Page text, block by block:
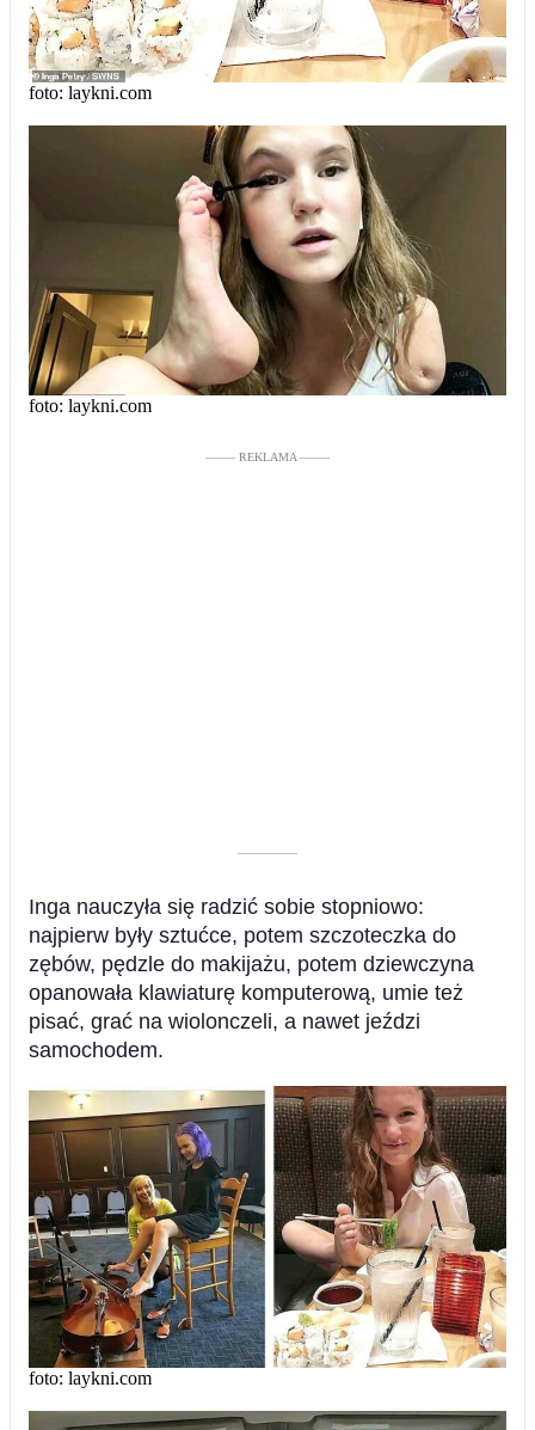
foto: laykni.com
foto: laykni.com
––––– REKLAMA –––––
––––––––––
Inga nauczyła się radzić sobie stopniowo:
najpierw były sztućce, potem szczoteczka do
zębów, pędzle do makijażu, potem dziewczyna
opanowała klawiaturę komputerową, umie też
pisać, grać na wiolonczeli, a nawet jeździ
samochodem.
foto: laykni.com